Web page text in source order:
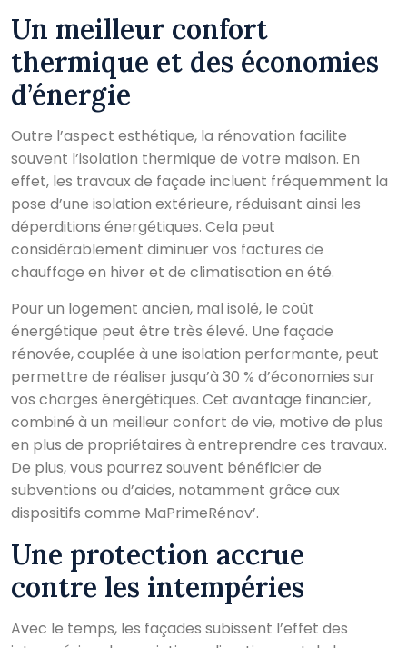
Un meilleur confort
thermique et des économies
d’énergie
Outre l’aspect esthétique, la rénovation facilite
souvent l’isolation thermique de votre maison. En
effet, les travaux de façade incluent fréquemment la
pose d’une isolation extérieure, réduisant ainsi les
déperditions énergétiques. Cela peut
considérablement diminuer vos factures de
chauffage en hiver et de climatisation en été.
Pour un logement ancien, mal isolé, le coût
énergétique peut être très élevé. Une façade
rénovée, couplée à une isolation performante, peut
permettre de réaliser jusqu’à 30 % d’économies sur
vos charges énergétiques. Cet avantage financier,
combiné à un meilleur confort de vie, motive de plus
en plus de propriétaires à entreprendre ces travaux.
De plus, vous pourrez souvent bénéficier de
subventions ou d’aides, notamment grâce aux
dispositifs comme MaPrimeRénov’.
Une protection accrue
contre les intempéries
Avec le temps, les façades subissent l’effet des